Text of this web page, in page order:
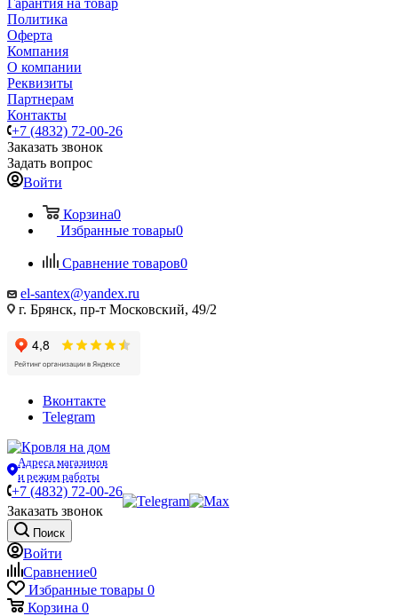
Гарантия на товар
Политика
Оферта
Компания
О компании
Реквизиты
Партнерам
Контакты
+7 (4832) 72-00-26
Заказать звонок
Задать вопрос
Войти
Корзина0
Избранные товары0
Сравнение товаров0
el-santex@yandex.ru
г. Брянск, пр-т Московский, 49/2
Вконтакте
Telegram
Адреса магазинов
и режим работы
+7 (4832) 72-00-26
Заказать звонок
Поиск
Войти
Сравнение0
Избранные товары 0
Корзина 0